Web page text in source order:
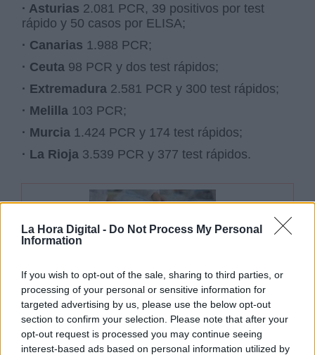
La Hora Digital - Do Not Process My Personal
Information
If you wish to opt-out of the sale, sharing to third parties, or
processing of your personal or sensitive information for
targeted advertising by us, please use the below opt-out
section to confirm your selection. Please note that after your
opt-out request is processed you may continue seeing
interest-based ads based on personal information utilized by
· Asturias 2.081 PCR, 39 positivos por test
rápido y 50 casos por ELISA;
· Canarias 1.988 PCR;
· Ceuta 98 PCR y dos test rápidos;
· Extremadura 2.581 PCR y 300 test rápidos;
· Melilla 103 PCR;
· Murcia 1.424 PCR y 174 test rápidos;
· La Rioja 3.539 PCR y 377 test rápidos.
El Gobierno ha repartido un
total de 46.580.716 en toda
España la mayor parte en
Madrid, Cataluña y Andalucía